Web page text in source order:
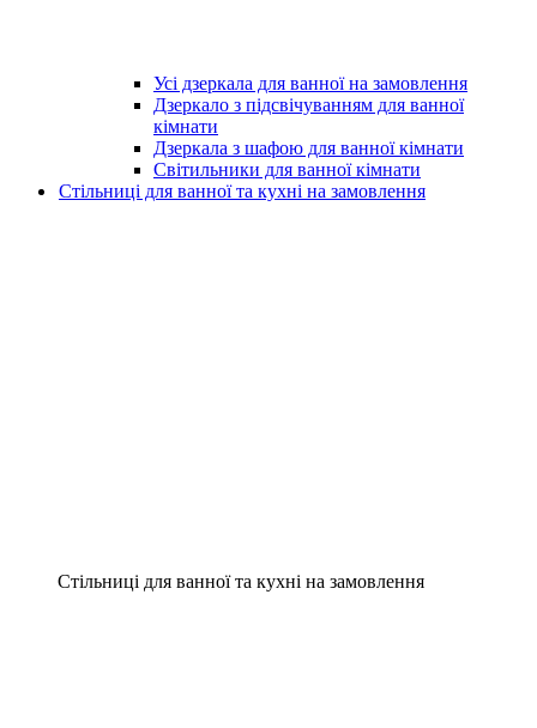
Усі дзеркала для ванної на замовлення
Дзеркало з підсвічуванням для ванної
кімнати
Дзеркала з шафою для ванної кімнати
Світильники для ванної кімнати
Стільниці для ванної та кухні на замовлення
Стільниці для ванної та кухні на замовлення